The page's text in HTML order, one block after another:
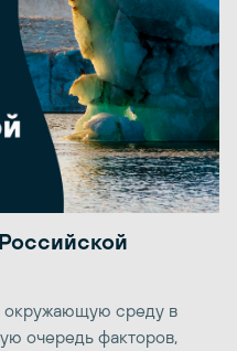
окружающую среду в
очередь факторов,